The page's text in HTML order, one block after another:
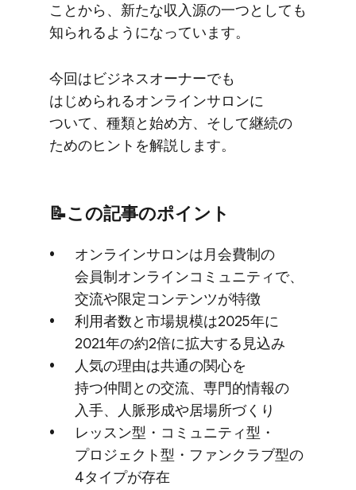
ことから、​新たな​収入源の​一つと​しても​
知られるようになっています。
今回は​ビジネスオーナーでも​
はじめられる​オンラインサロンに​
ついて、​種類と​始め方、​そして​継続の​
ための​ヒントを​解説します。
📝この​記事の​ポイント
オンラインサロンは​月会費制の​
会員制オンラインコミュニティで、​
交流や​限定コンテンツが​特徴
利用者数と​市場規模は​2025年に​
2021年の​約2倍に​拡大する​見込み
人気の​理由は​共通の​関心を​
持つ仲間との​交流、​専門的情報の​
入手、​人脈形成や​居場所づくり
レッスン型・コミュニティ型・
プロジェクト型・ファンクラブ型の​
4タイプが​存在